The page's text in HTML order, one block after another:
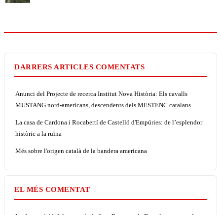
DARRERS ARTICLES COMENTATS
Anunci del Projecte de recerca Institut Nova Història: Els cavalls
MUSTANG nord-americans, descendents dels MESTENC catalans
La casa de Cardona i Rocabertí de Castelló d'Empúries: de l’esplendor
històric a la ruïna
Més sobre l'origen català de la bandera americana
EL MÉS COMENTAT